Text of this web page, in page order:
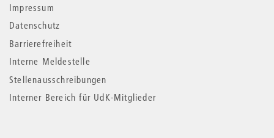
Impressum
Datenschutz
Barrierefreiheit
Interne Meldestelle
Stellenausschreibungen
Interner Bereich für UdK-Mitglieder